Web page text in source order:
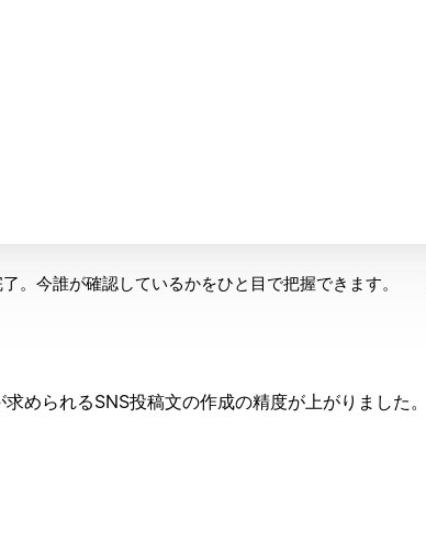
。今誰が確認しているかをひと目で把握できます。
められるSNS投稿文の作成の精度が上がりました。